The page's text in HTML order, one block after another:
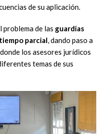
de su aplicación.
problema de las guardias
parcial, dando paso a
los asesores jurídicos
temas de sus